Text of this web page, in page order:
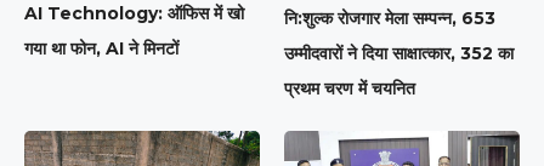
AI Technology: ऑफिस में खो
गया था फोन, AI ने मिनटों
नि:शुल्क रोजगार मेला सम्पन्न, 653
उम्मीदवारों ने दिया साक्षात्कार, 352 का
प्रथम चरण में चयनित